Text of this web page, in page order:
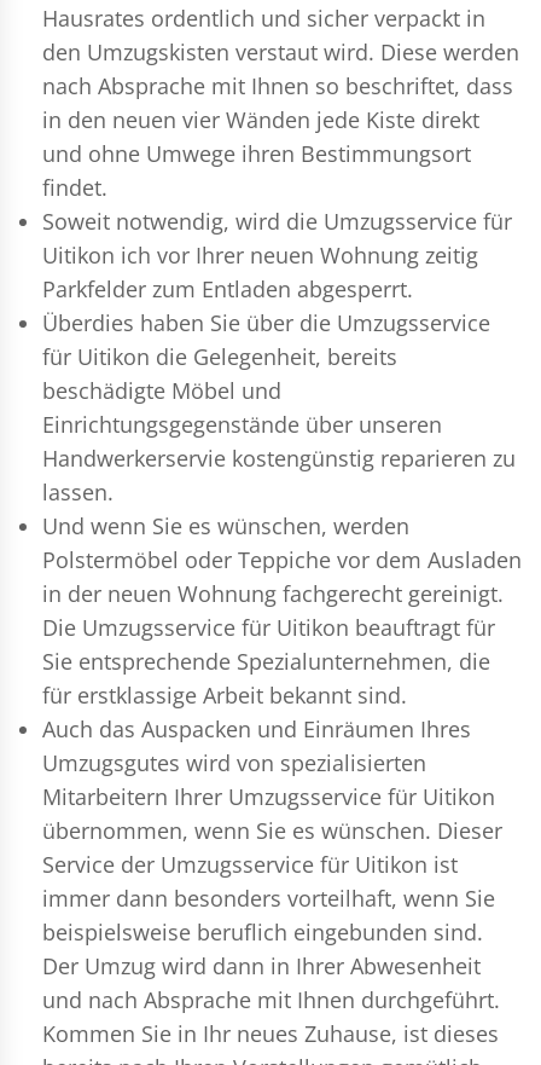
Hausrates ordentlich und sicher verpackt in
den Umzugskisten verstaut wird. Diese werden
nach Absprache mit Ihnen so beschriftet, dass
in den neuen vier Wänden jede Kiste direkt
und ohne Umwege ihren Bestimmungsort
findet.
Soweit notwendig, wird die Umzugsservice für
Uitikon ich vor Ihrer neuen Wohnung zeitig
Parkfelder zum Entladen abgesperrt.
Überdies haben Sie über die Umzugsservice
für Uitikon die Gelegenheit, bereits
beschädigte Möbel und
Einrichtungsgegenstände über unseren
Handwerkerservie kostengünstig reparieren zu
lassen.
Und wenn Sie es wünschen, werden
Polstermöbel oder Teppiche vor dem Ausladen
in der neuen Wohnung fachgerecht gereinigt.
Die Umzugsservice für Uitikon beauftragt für
Sie entsprechende Spezialunternehmen, die
für erstklassige Arbeit bekannt sind.
Auch das Auspacken und Einräumen Ihres
Umzugsgutes wird von spezialisierten
Mitarbeitern Ihrer Umzugsservice für Uitikon
übernommen, wenn Sie es wünschen. Dieser
Service der Umzugsservice für Uitikon ist
immer dann besonders vorteilhaft, wenn Sie
beispielsweise beruflich eingebunden sind.
Der Umzug wird dann in Ihrer Abwesenheit
und nach Absprache mit Ihnen durchgeführt.
Kommen Sie in Ihr neues Zuhause, ist dieses